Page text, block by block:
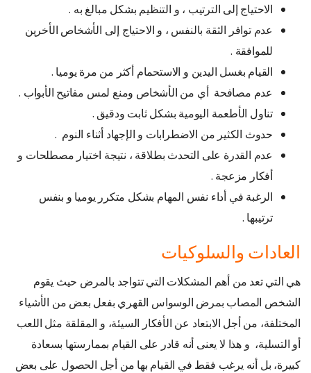
الاحتياج إلى الترتيب ، و التنظيم بشكل مبالغ به .
عدم توافر الثقة بالنفس ، و الاحتياج إلى الأشخاص الأخرين
للموافقة .
القيام بغسل اليدين و الاستحمام أكثر من مرة يوميا .
عدم مصافحة أي من الأشخاص ومنع لمس مفاتيح الأبواب .
تناول الأطعمة اليومية بشكل ثابت ودقيق .
حدوث الكثير من الاضطرابات و الإجهاد أثناء النوم .
عدم القدرة على التحدث بطلاقة ، نتيجة اختيار مصطلحات و
أفكار مزعجة .
الرغبة في أداء نفس المهام بشكل متكرر يوميا و بنفس
ترتيبها .
العادات والسلوكيات
هي التي تعد من أهم المشكلات التي تتواجد بالمرض حيث يقوم
الشخص المصاب بمرض الوسواس القهري بفعل بعض من الأشياء
المختلفة، من أجل الابتعاد عن الأفكار السيئة، و المقلقة مثل اللعب
أو التسلية، و هذا لا يعنى أنه قادر على القيام بممارستها بسعادة
كبيرة، بل أنه يرغب فقط في القيام بها من أجل الحصول على بعض